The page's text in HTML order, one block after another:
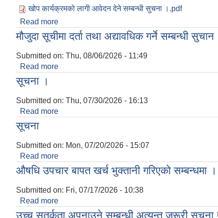
खोप कार्यक्रमको लागी आवेदन देने सम्बन्धी सुचना ।.pdf
Read more
मौजुदा सूचीमा दर्ता तथा अद्यावधिक गर्ने सम्बन्धी सुचान
Submitted on: Thu, 08/06/2026 - 11:49
Read more
सूचना ।
Submitted on: Thu, 07/30/2026 - 16:13
Read more
सूचना
Submitted on: Mon, 07/20/2026 - 15:07
Read more
औषधि उपचार बापत खर्च भुक्तानी गरिएको सम्बन्धमा ।
Submitted on: Fri, 07/17/2026 - 10:38
Read more
उच्च सतर्कता अपनाउने सम्बन्धी अत्यन्त जरूरी सूचना !